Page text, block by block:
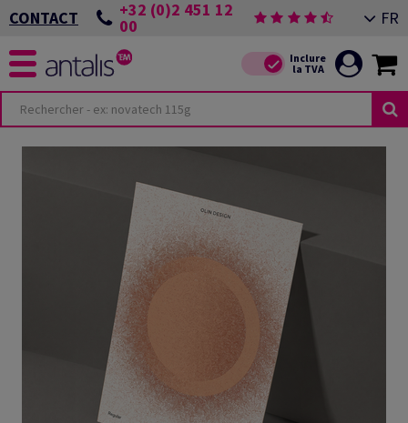
CONTACT +32 (0)2 451 12
00 FR